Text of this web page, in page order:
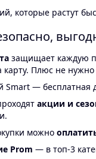
которые растут
защищает каждую
карту. Плюс не
Smart — бесплатная
акции и
можно
Prom — в топ-3